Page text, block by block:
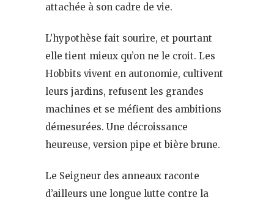
attachée à son cadre de vie.
L’hypothèse fait sourire, et pourtant
elle tient mieux qu’on ne le croit. Les
Hobbits vivent en autonomie, cultivent
leurs jardins, refusent les grandes
machines et se méfient des ambitions
démesurées. Une décroissance
heureuse, version pipe et bière brune.
Le Seigneur des anneaux raconte
d’ailleurs une longue lutte contre la